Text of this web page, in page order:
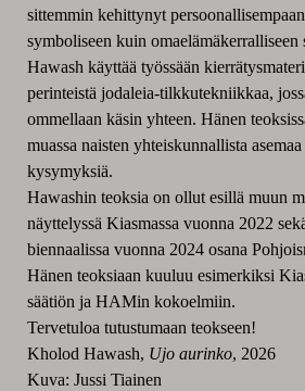
sittemmin kehittynyt
symboliseen kuin omaelämäkerralliseen
Hawash käyttää työssään
perinteistä jodaleia-tilkkutekniikkaa,
ommellaan käsin yhteen. Hänen
muassa naisten yhteiskunnallista
kysymyksiä.
Hawashin teoksia on ollut esillä muun
näyttelyssä Kiasmassa vuonna 2022
biennaalissa vuonna 2024 osana
Hänen teoksiaan kuuluu esimerkiksi
säätiön ja HAMin kokoelmiin.
Tervetuloa tutustumaan teokseen!
Kholod Hawash, Ujo aurinko, 2026
Kuva: Jussi Tiainen